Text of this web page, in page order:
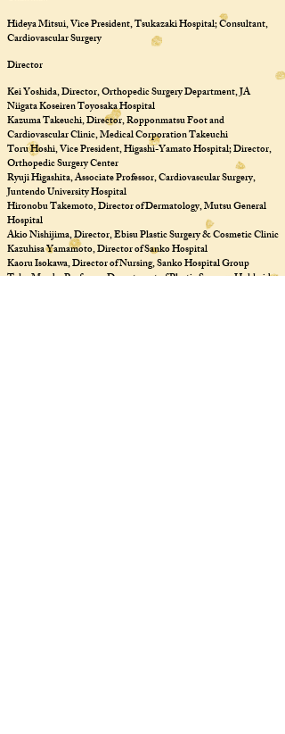
Hideya Mitsui, Vice President, Tsukazaki Hospital; Consultant,
Cardiovascular Surgery
Director
Kei Yoshida, Director, Orthopedic Surgery Department, JA
Niigata Koseiren Toyosaka Hospital
Kazuma Takeuchi, Director, Ropponmatsu Foot and
Cardiovascular Clinic, Medical Corporation Takeuchi
Toru Hoshi, Vice President, Higashi-Yamato Hospital; Director,
Orthopedic Surgery Center
Ryuji Higashita, Associate Professor, Cardiovascular Surgery,
Juntendo University Hospital
Hironobu Takemoto, Director of Dermatology, Mutsu General
Hospital
Akio Nishijima, Director, Ebisu Plastic Surgery & Cosmetic Clinic
Kazuhisa Yamamoto, Director of Sanko Hospital
Kaoru Isokawa, Director of Nursing, Sanko Hospital Group
Taku Maeda, Professor, Department of Plastic Surgery, Hokkaido